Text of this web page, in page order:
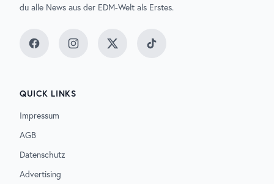
du alle News aus der EDM-Welt als Erstes.
FacebookInstagramTwitter TikTok
QUICK LINKS
Impressum
AGB
Datenschutz
Advertising